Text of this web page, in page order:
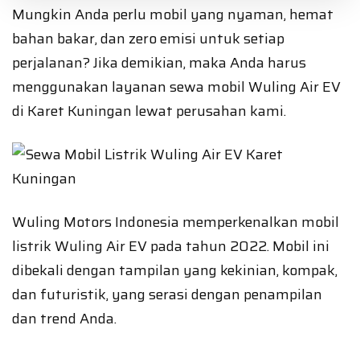
Mungkin Anda perlu mobil yang nyaman, hemat
bahan bakar, dan zero emisi untuk setiap
perjalanan? Jika demikian, maka Anda harus
menggunakan layanan sewa mobil Wuling Air EV
di Karet Kuningan lewat perusahan kami.
Wuling Motors Indonesia memperkenalkan mobil
listrik Wuling Air EV pada tahun 2022. Mobil ini
dibekali dengan tampilan yang kekinian, kompak,
dan futuristik, yang serasi dengan penampilan
dan trend Anda.